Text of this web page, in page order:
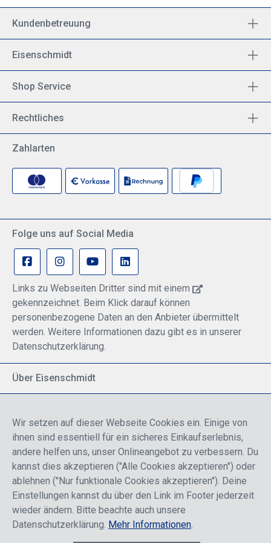
Kundenbetreuung
Eisenschmidt
Shop Service
Rechtliches
Zahlarten
Folge uns auf Social Media
Links zu Webseiten Dritter sind mit einem
gekennzeichnet. Beim Klick darauf können
personenbezogene Daten an den Anbieter übermittelt
werden. Weitere Informationen dazu gibt es in unserer
Datenschutzerklärung.
Über Eisenschmidt
Breite Palette von Luftfahrtprodukten
Fokus auf Pilotenausbildung
Sicher einkaufen
Wir setzen auf dieser Webseite Cookies ein. Einige von
ihnen sind essentiell für ein sicheres Einkaufserlebnis,
andere helfen uns, unser Onlineangebot zu verbessern. Du
kannst dies akzeptieren ("Alle Cookies akzeptieren") oder
ablehnen ("Nur funktionale Cookies akzeptieren"). Deine
Einstellungen kannst du über den Link im Footer jederzeit
wieder ändern. Bitte beachte auch unsere
Datenschutzerklärung. Mehr Informationen.